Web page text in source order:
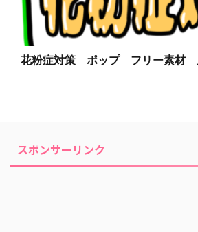
花粉症対策 ポップ フリー素材
スポンサーリンク